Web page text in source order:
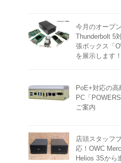
今月のオープ
Thunderbolt 5
張ボックス「
を展示します
PoE+対応の高
PC「
ご案内
店頭スタッフ
応！OWC
Helios 3Sから